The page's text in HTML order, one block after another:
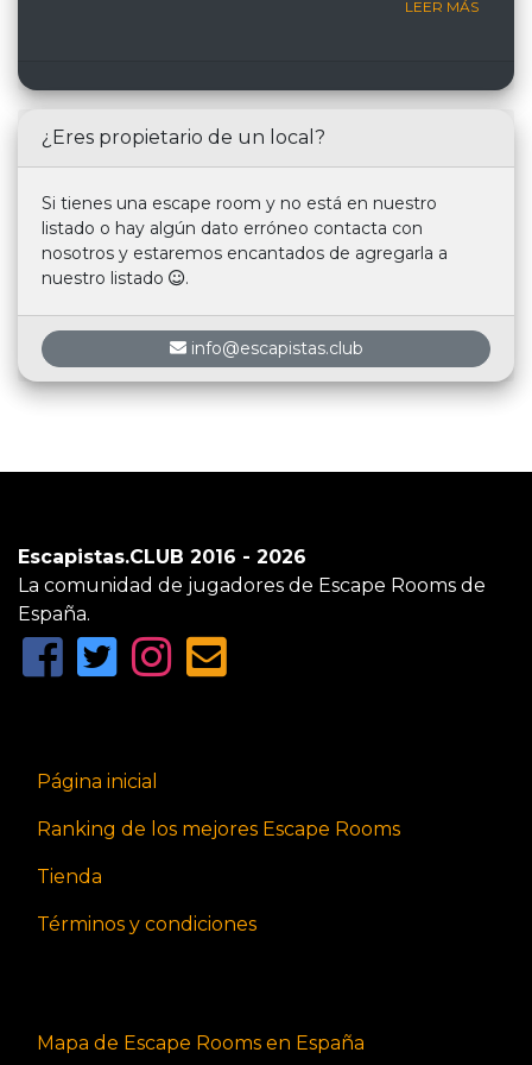
LEER MÁS
¿Eres propietario de un local?
Si tienes una escape room y no está en nuestro
listado o hay algún dato erróneo contacta con
nosotros y estaremos encantados de agregarla a
nuestro listado
.
info@escapistas.club
Escapistas.CLUB 2016 - 2026
La comunidad de jugadores de Escape Rooms de
España.
Página inicial
Ranking de los mejores Escape Rooms
Tienda
Términos y condiciones
Mapa de Escape Rooms en España